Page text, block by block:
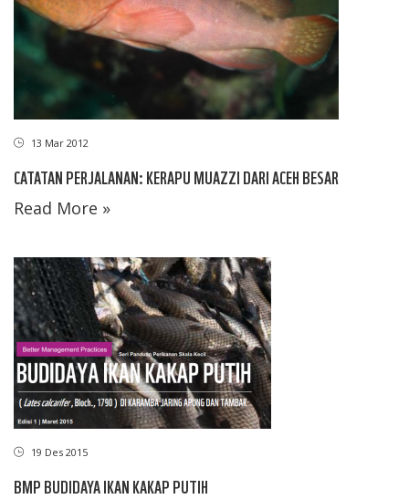
13 Mar 2012
CATATAN PERJALANAN: KERAPU MUAZZI DARI ACEH BESAR
Read More »
19 Des 2015
BMP BUDIDAYA IKAN KAKAP PUTIH